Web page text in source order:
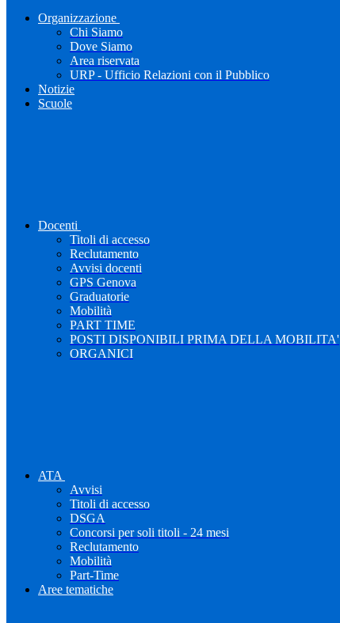
Organizzazione
Chi Siamo
Dove Siamo
Area riservata
URP - Ufficio Relazioni con il Pubblico
Notizie
Scuole
Docenti
Titoli di accesso
Reclutamento
Avvisi docenti
GPS Genova
Graduatorie
Mobilità
PART TIME
POSTI DISPONIBILI PRIMA DELLA MOBILITA'
ORGANICI
ATA
Avvisi
Titoli di accesso
DSGA
Concorsi per soli titoli - 24 mesi
Reclutamento
Mobilità
Part-Time
Aree tematiche